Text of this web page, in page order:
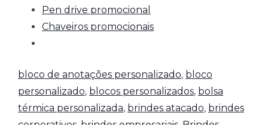
Pen drive promocional
Chaveiros promocionais
bloco de anotações personalizado, bloco
personalizado, blocos personalizados, bolsa
térmica personalizada, brindes atacado, brindes